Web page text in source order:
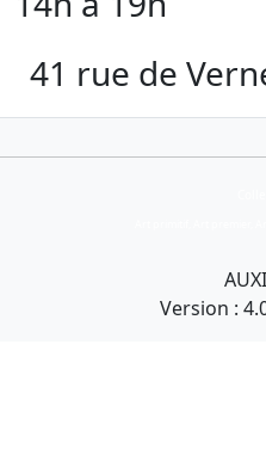
41 rue de
Version :